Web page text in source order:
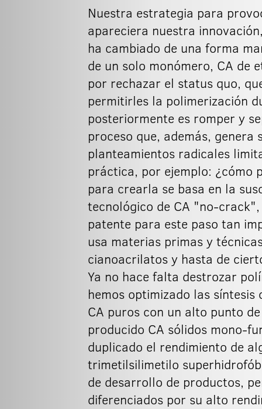
Nuestra estrategia para
apareciera nuestra
ha cambiado de una forma
de un solo monómero, CA de
por rechazar el status quo,
permitirles la polimerización
posteriormente es romper y
proceso que, además,
planteamientos radicales
práctica, por ejemplo: ¿cómo
para crearla se basa en la
tecnológico de CA "no-
patente para este paso tan
usa materias primas y
cianoacrilatos y hasta de
Ya no hace falta destrozar
hemos optimizado las
CA puros con un alto punto
producido CA sólidos mono-
duplicado el rendimiento de
trimetilsilimetilo
de desarrollo de productos,
diferenciados por su alto